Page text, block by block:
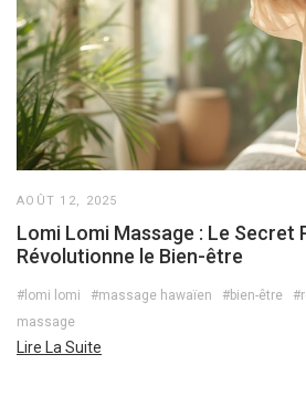
AOÛT 12, 2025
Lomi Lomi Massage : Le Secret
Révolutionne le Bien-être
#lomi lomi #massage hawaïen #bien-être
massage
Lire La Suite